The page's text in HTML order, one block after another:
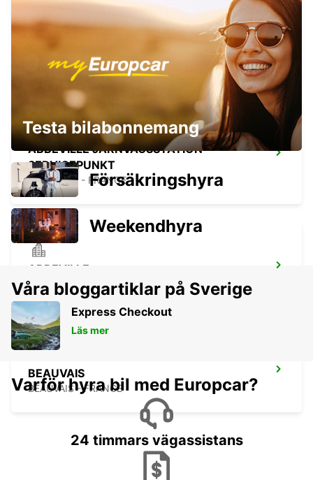
YVETOT JÄRNVÄGSSTATION -
YVETOT - FRANCE
ABBEVILLE JÄRNVÄGSSTATION -
SERVICEPUNKT
ABBEVILLE - FRANCE
ABBEVILLE
ABBEVILLE - FRANCE
BEAUVAIS
BEAUVAIS - FRANCE
Testa bilabonnemang
Försäkringshyra
Weekendhyra
Våra bloggartiklar på Sverige
Express Checkout
Läs mer
Varför hyra bil med Europcar?
24 timmars vägassistans